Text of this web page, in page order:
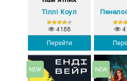
Тіллі Коул
Перейти
4188